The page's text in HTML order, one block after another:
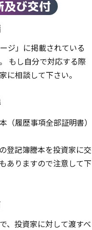
及び交付
ジ」に掲載されている
もし自分で対応する際
に相談して下さい。
（履歴事項全部証明書）
登記簿謄本を投資家に交
ありますので注意して下
、投資家に対して渡すべ